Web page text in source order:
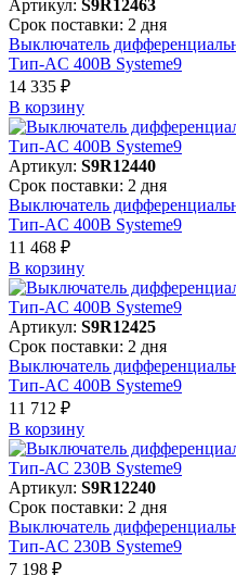
Артикул: S9R12463
Срок поставки: 2 дня
Выключатель
Тип-AC 400В Systeme9
14 335 ₽
В корзинy
Артикул: S9R12440
Срок поставки: 2 дня
Выключатель
Тип-AC 400В Systeme9
11 468 ₽
В корзинy
Артикул: S9R12425
Срок поставки: 2 дня
Выключатель
Тип-AC 400В Systeme9
11 712 ₽
В корзинy
Артикул: S9R12240
Срок поставки: 2 дня
Выключатель
Тип-AC 230В Systeme9
7 198 ₽